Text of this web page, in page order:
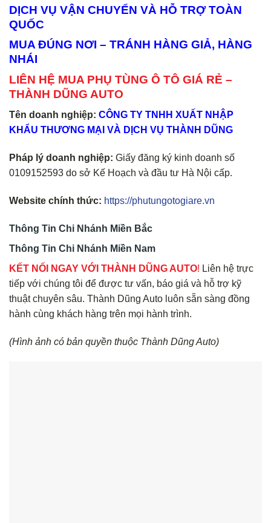
DỊCH VỤ VẬN CHUYỂN VÀ HỖ TRỢ TOÀN
QUỐC
MUA ĐÚNG NƠI – TRÁNH HÀNG GIẢ, HÀNG
NHÁI
LIÊN HỆ MUA PHỤ TÙNG Ô TÔ GIÁ RẺ –
THÀNH DŨNG AUTO
Tên doanh nghiệp: CÔNG TY TNHH XUẤT NHẬP
KHẨU THƯƠNG MẠI VÀ DỊCH VỤ THÀNH DŨNG
Pháp lý doanh nghiệp: Giấy đăng ký kinh doanh số
0109152593 do sở Kế Hoạch và đầu tư Hà Nội cấp.
Website chính thức: https://phutungotogiare.vn
Thông Tin Chi Nhánh Miền Bắc
Thông Tin Chi Nhánh Miền Nam
KẾT NỐI NGAY VỚI THÀNH DŨNG AUTO! Liên hệ trực
tiếp với chúng tôi để được tư vấn, báo giá và hỗ trợ kỹ
thuật chuyên sâu. Thành Dũng Auto luôn sẵn sàng đồng
hành cùng khách hàng trên mọi hành trình.
(Hình ảnh có bản quyền thuộc Thành Dũng Auto)